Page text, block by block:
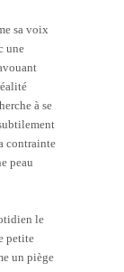
sa voix
une
à se
contrainte
peau
le
petite
un piège